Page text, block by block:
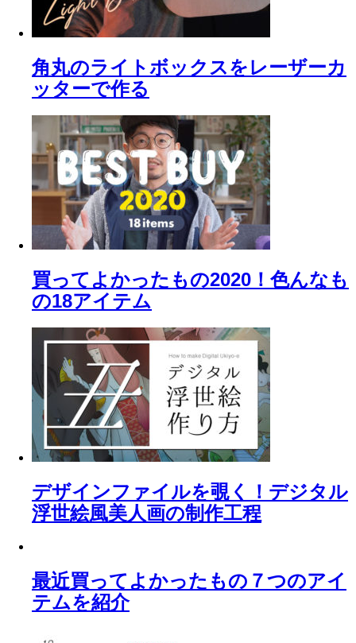
角丸のライトボックスをレーザーカ
ッターで作る
買ってよかったもの2020！色んなも
の18アイテム
デザインファイルを覗く！デジタル
浮世絵風美人画の制作工程
最近買ってよかったもの７つのアイ
テムを紹介